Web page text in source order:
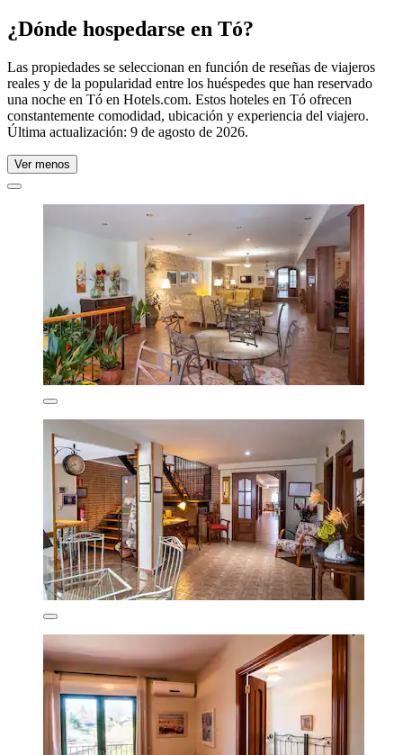
¿Dónde hospedarse en Tó?
Las propiedades se seleccionan en función de reseñas de viajeros
reales y de la popularidad entre los huéspedes que han reservado
una noche en Tó en Hotels.com. Estos hoteles en Tó ofrecen
constantemente comodidad, ubicación y experiencia del viajero.
Última actualización: 9 de agosto de 2026.
Ver menos